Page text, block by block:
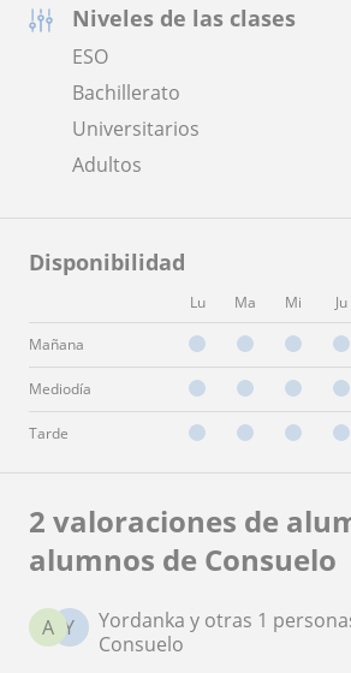
Niveles de las clases
ESO
Bachillerato
Universitarios
Adultos
Disponibilidad
Lu Ma Mi Ju
Mañana
Mediodía
Tarde
2 valoraciones de
alumnos de Consuelo
Y
A
Yordanka y otras 1
Consuelo